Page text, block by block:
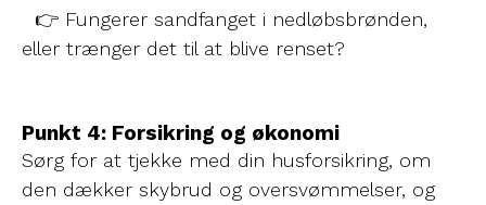
👉 Fungerer sandfanget i nedløbsbrønden,
eller trænger det til at blive renset?
Punkt 4: Forsikring og økonomi
Sørg for at tjekke med din husforsikring, om
den dækker skybrud og oversvømmelser, og